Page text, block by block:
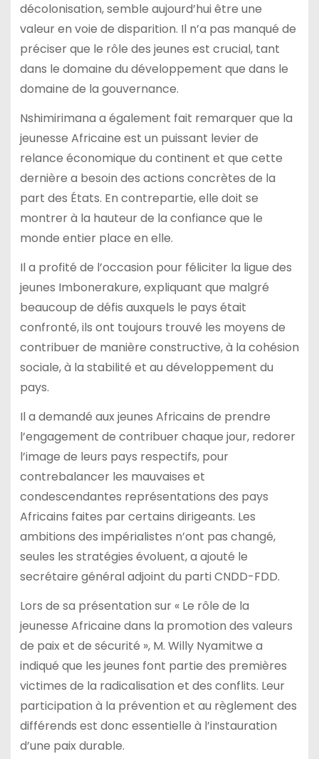
décolonisation, semble aujourd’hui être une
valeur en voie de disparition. Il n’a pas manqué de
préciser que le rôle des jeunes est crucial, tant
dans le domaine du développement que dans le
domaine de la gouvernance.
Nshimirimana a également fait remarquer que la
jeunesse Africaine est un puissant levier de
relance économique du continent et que cette
dernière a besoin des actions concrètes de la
part des États. En contrepartie, elle doit se
montrer à la hauteur de la confiance que le
monde entier place en elle.
Il a profité de l’occasion pour féliciter la ligue des
jeunes Imbonerakure, expliquant que malgré
beaucoup de défis auxquels le pays était
confronté, ils ont toujours trouvé les moyens de
contribuer de manière constructive, à la cohésion
sociale, à la stabilité et au développement du
pays.
Il a demandé aux jeunes Africains de prendre
l’engagement de contribuer chaque jour, redorer
l’image de leurs pays respectifs, pour
contrebalancer les mauvaises et
condescendantes représentations des pays
Africains faites par certains dirigeants. Les
ambitions des impérialistes n’ont pas changé,
seules les stratégies évoluent, a ajouté le
secrétaire général adjoint du parti CNDD-FDD.
Lors de sa présentation sur « Le rôle de la
jeunesse Africaine dans la promotion des valeurs
de paix et de sécurité », M. Willy Nyamitwe a
indiqué que les jeunes font partie des premières
victimes de la radicalisation et des conflits. Leur
participation à la prévention et au règlement des
différends est donc essentielle à l’instauration
d’une paix durable.